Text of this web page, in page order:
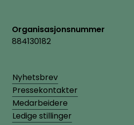
Organisasjonsnummer
884130182
Nyhetsbrev
Pressekontakter
Medarbeidere
Ledige stillinger